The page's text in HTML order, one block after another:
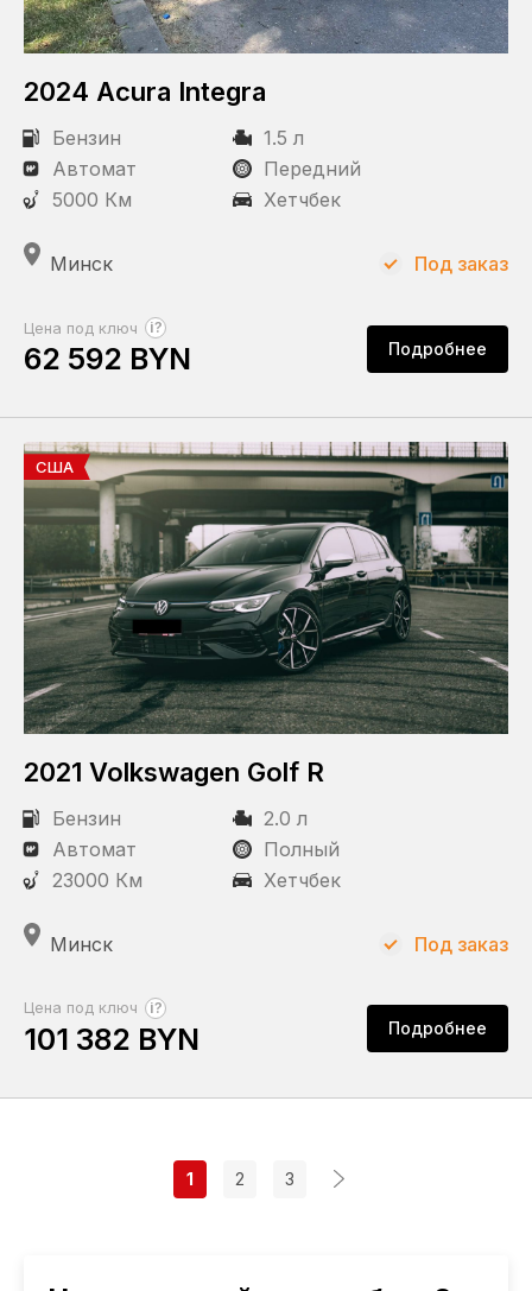
2024 Acura Integra
Бензин
1.5 л
Автомат
Передний
5000 Км
Хетчбек
Минск
Цена под ключ ?
62 592 BYN Подробнее
Под заказ
США
2021 Volkswagen Golf R
Бензин
2.0 л
Автомат
Полный
23000 Км
Хетчбек
Минск
Цена под ключ ?
101 382 BYN Подробнее
Под заказ
1 2 3